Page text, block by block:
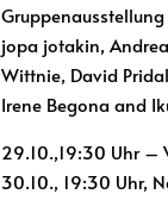
jopa jotakin,
Wittnie, David
Irene Begona and
29.10.,19:30 Uhr –
30.10., 19:30 Uhr,